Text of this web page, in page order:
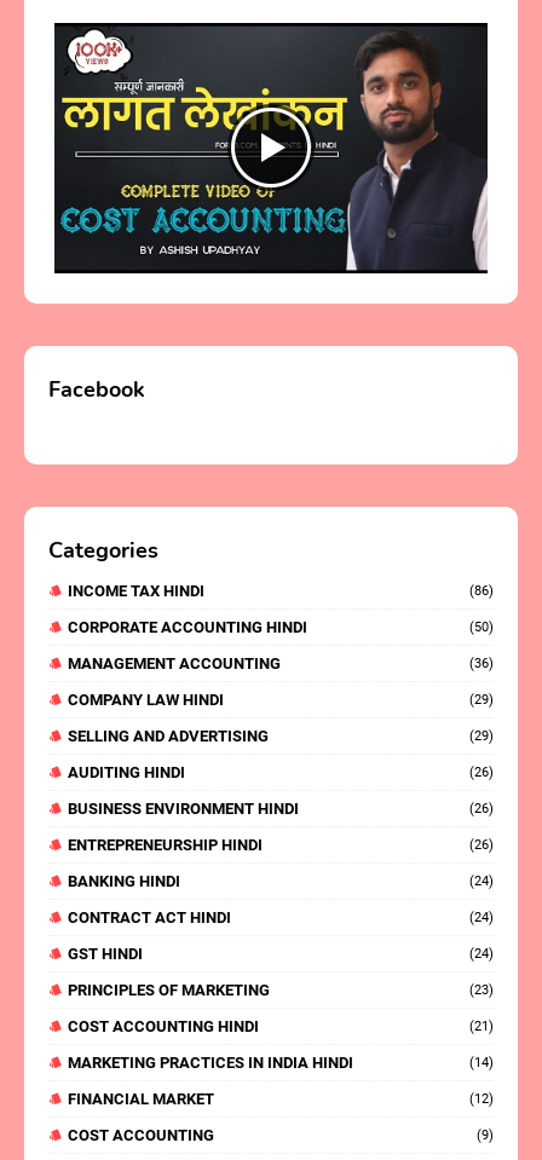
Facebook
Categories
INCOME TAX HINDI (86)
CORPORATE ACCOUNTING HINDI (50)
MANAGEMENT ACCOUNTING (36)
COMPANY LAW HINDI (29)
SELLING AND ADVERTISING (29)
AUDITING HINDI (26)
BUSINESS ENVIRONMENT HINDI (26)
ENTREPRENEURSHIP HINDI (26)
BANKING HINDI (24)
CONTRACT ACT HINDI (24)
GST HINDI (24)
PRINCIPLES OF MARKETING (23)
COST ACCOUNTING HINDI (21)
MARKETING PRACTICES IN INDIA HINDI (14)
FINANCIAL MARKET (12)
COST ACCOUNTING (9)